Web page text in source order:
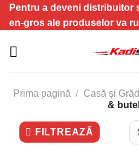
SkipPentru a deveni distribuitor
en-gros ale produselor va
Prima pagină / Casă și
&
FILTREAZĂ